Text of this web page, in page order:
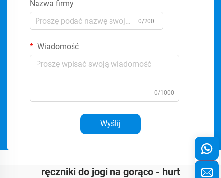
Nazwa firmy
0/200
Wiadomość
0/1000
Wyślij
ręczniki do jogi na gorąco - hurt